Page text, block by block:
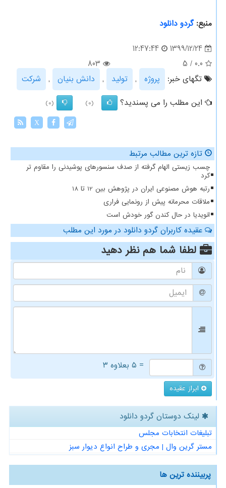
منبع:گردو دانلود
1399/12/24
12:47:44
0.0
/
5
803
تگهای خبر:
پروژه , تولید , دانش بنیان ,
شركت
این مطلب را می پسندید؟
(0)
(0)
X
تازه ترین مطالب مرتبط
چسب زیستی الهام گرفته از صدف سنسورهای پوشیدنی را مقاوم تر
کرد
رتبه هوش مصنوعی ایران در پژوهش بین 12 تا 18
ملاقات محرمانه پیش از رونمایی فراری
انویدیا در حال کندن گور خودش است
عقیده کاربران گردو دانلود در مورد این مطلب
لطفا شما همنظر دهید
= ۵ بعلاوه ۳
ابراز عقیده
لینک دوستان گردو دانلود
تبلیغات انتخابات مجلس
مستر گرین وال | مجری و طراح انواع دیوار سبز
پربیننده ترین ها